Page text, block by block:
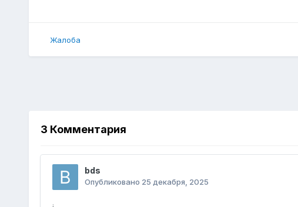
Жалоба
3 Комментария
bds
Опубликовано 25 декабря, 2025